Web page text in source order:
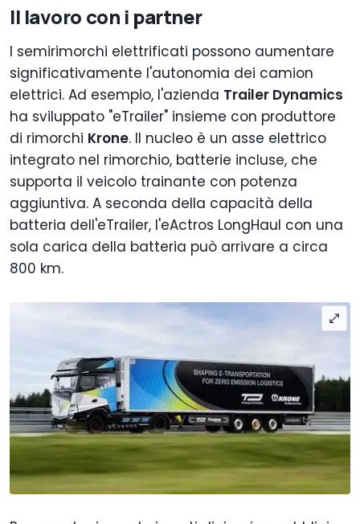
Il lavoro con i partner
I semirimorchi elettrificati possono aumentare
significativamente l'autonomia dei camion
elettrici. Ad esempio, l'azienda Trailer Dynamics
ha sviluppato "eTrailer" insieme con produttore
di rimorchi Krone. Il nucleo è un asse elettrico
integrato nel rimorchio, batterie incluse, che
supporta il veicolo trainante con potenza
aggiuntiva. A seconda della capacità della
batteria dell'eTrailer, l'eActros LongHaul con una
sola carica della batteria può arrivare a circa
800 km.